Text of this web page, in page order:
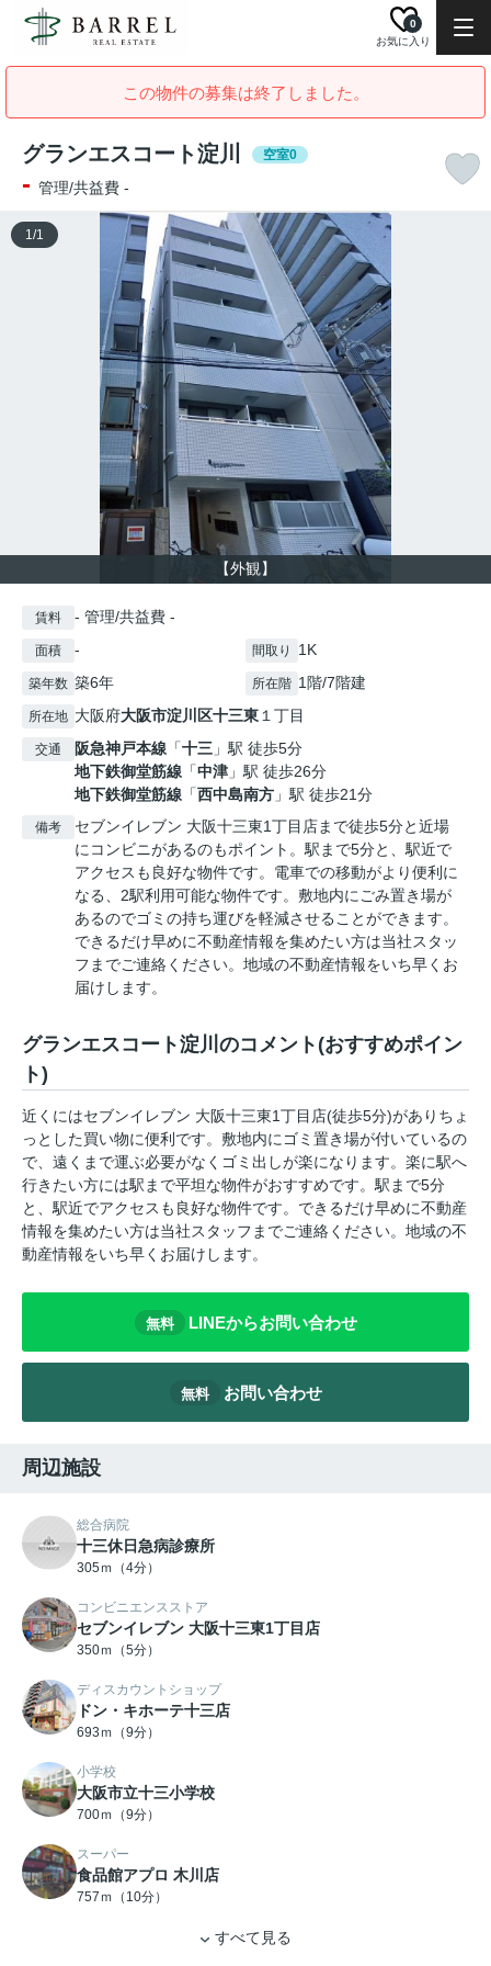
お気に入り
0
この物件の募集は終了しました。
グランエスコート淀川 空室0
- 管理/共益費 -
【外観】
1/1
賃料 - 管理/共益費 -
面積 - 間取り 1K
築年数 築6年 所在階 1階/7階建
所在地 大阪府大阪市淀川区十三東１丁目
交通 阪急神戸本線 「十三 」駅 徒歩5分
地下鉄御堂筋線 「中津 」駅 徒歩26分
地下鉄御堂筋線 「西中島南方 」駅 徒歩21分
備考
セブンイレブン 大阪十三東1丁目店まで徒歩5分と近場
にコンビニがあるのもポイント。駅まで5分と、駅近で
アクセスも良好な物件です。電車での移動がより便利に
なる、2駅利用可能な物件です。敷地内にごみ置き場が
あるのでゴミの持ち運びを軽減させることができます。
できるだけ早めに不動産情報を集めたい方は当社スタッ
フまでご連絡ください。地域の不動産情報をいち早くお
届けします。
グランエスコート淀川のコメント(おすすめポイン
ト)
近くにはセブンイレブン 大阪十三東1丁目店(徒歩5分)がありちょ
っとした買い物に便利です。敷地内にゴミ置き場が付いているの
で、遠くまで運ぶ必要がなくゴミ出しが楽になります。楽に駅へ
行きたい方には駅まで平坦な物件がおすすめです。駅まで5分
と、駅近でアクセスも良好な物件です。できるだけ早めに不動産
情報を集めたい方は当社スタッフまでご連絡ください。地域の不
動産情報をいち早くお届けします。
無料 LINEからお問い合わせ
無料 お問い合わせ
周辺施設
総合病院
十三休日急病診療所
305ｍ（4分）
コンビニエンスストア
セブンイレブン 大阪十三東1丁目店
350ｍ（5分）
ディスカウントショップ
ドン・キホーテ十三店
693ｍ（9分）
小学校
大阪市立十三小学校
700ｍ（9分）
スーパー
食品館アプロ 木川店
757ｍ（10分）
すべて見る